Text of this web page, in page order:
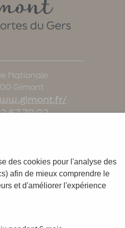
Nationale
Gimont
67 70 02
jeudi :
des cookies pour l'analyse des
afin de mieux comprendre le
et d'améliorer l'expérience